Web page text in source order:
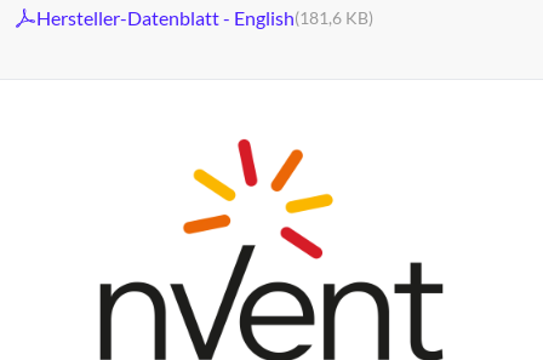
Hersteller-Datenblatt - English(181,6 KB)